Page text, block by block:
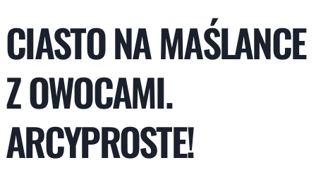
CIASTO NA MAŚLANCE
Z OWOCAMI.
ARCYPROSTE!